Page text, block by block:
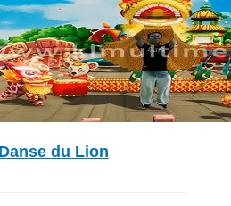
Danse du Lion